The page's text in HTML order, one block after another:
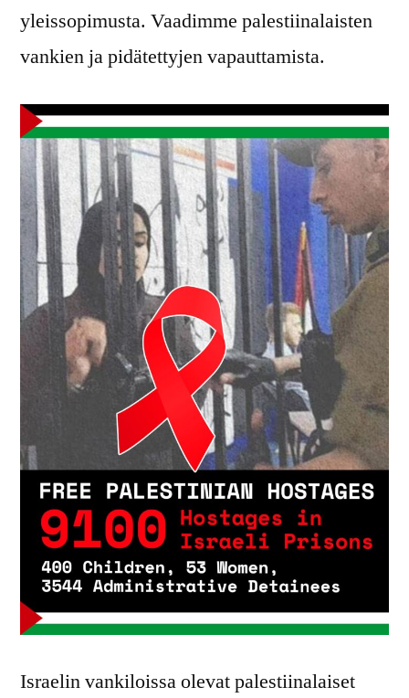
yleissopimusta. Vaadimme palestiinalaisten
vankien ja pidätettyjen vapauttamista.
Israelin vankiloissa olevat palestiinalaiset